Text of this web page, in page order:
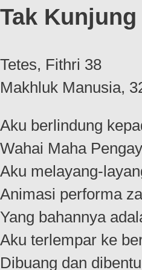
Tak
Tetes, Fithri 38
Makhluk Manusia,
Aku berlindung
Wahai Maha
Aku melayang-
Animasi performa
Yang bahannya
Aku terlempar ke
Dibuang dan